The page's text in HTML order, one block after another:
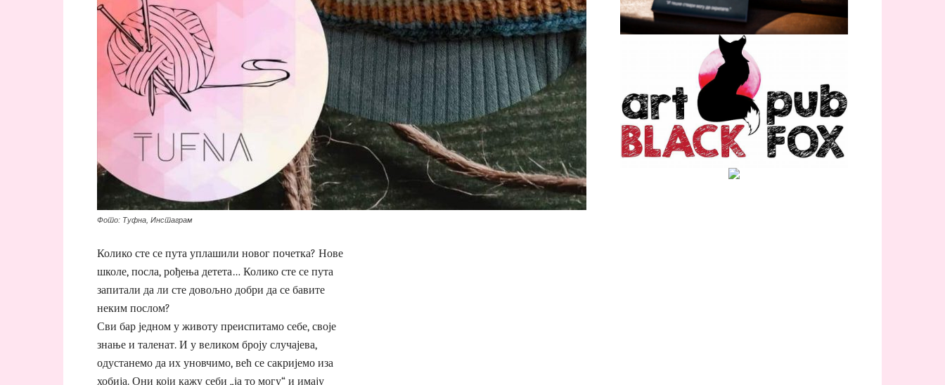
Фото: Туфна, Инстаграм
Колико сте се пута уплашили новог почетка? Нове
школе, посла, рођења детета… Колико сте се пута
запитали да ли сте довољно добри да се бавите
неким послом?
Сви бар једном у животу преиспитамо себе, своје
знање и таленат. И у великом броју случајева,
одустанемо да их уновчимо, већ се сакријемо иза
хобија. Они који кажу себи „ја то могу“ и имају